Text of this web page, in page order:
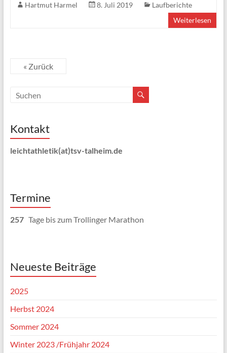
Hartmut Harmel 8. Juli 2019
Laufberichte
Weiterlesen
« Zurück
Kontakt
leichtathletik(at)tsv-talheim.de
Termine
257 Tage bis zum Trollinger Marathon
Neueste Beiträge
2025
Herbst 2024
Sommer 2024
Winter 2023 /Frühjahr 2024